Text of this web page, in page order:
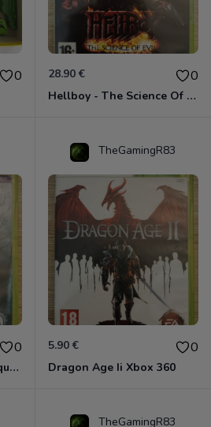
0 28.90 € 0
Hellboy - The Science Of Evil Xbox 360
0
Harry Potter Et Les Reliques De La Mort - 1ère Partie Xbox 360
TheGamingR83
5.90 € 0
Dragon Age Ii Xbox 360
TheGamingR83